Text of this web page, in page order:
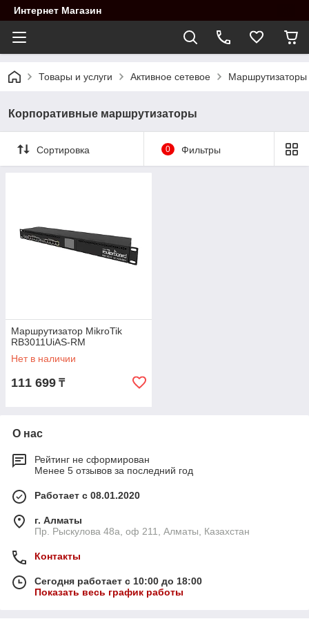
Интернет Магазин
Товары и услуги Активное сетевое Маршрутизаторы
Корпоративные маршрутизаторы
Сортировка 0 Фильтры
Маршрутизатор MikroTik
RB3011UiAS-RM
Нет в наличии
111 699 ₸
О нас
Рейтинг не сформирован
Менее 5 отзывов за последний год
Работает с 08.01.2020
г. Алматы
Пр. Рыскулова 48а, оф 211, Алматы, Казахстан
Контакты
Сегодня работает с 10:00 до 18:00
Показать весь график работы